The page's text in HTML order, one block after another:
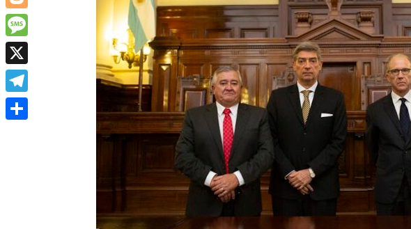
Blogger
Message
X
Telegram